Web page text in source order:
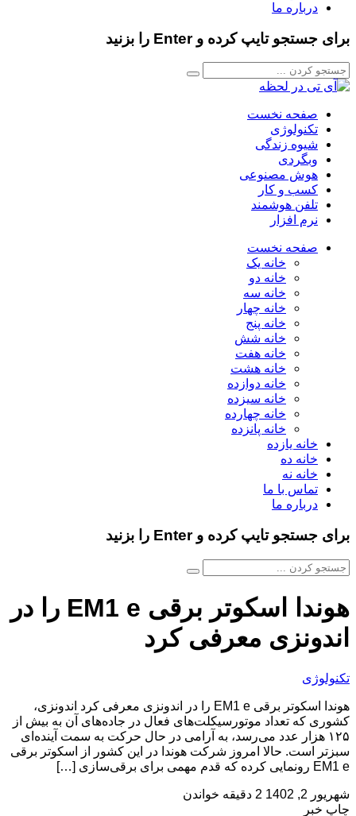
درباره ما
برای جستجو تایپ کرده و Enter را بزنید
صفحه نخست
تکنولوژی
شیوه زندگی
وبگردی
هوش مصنوعی
کسب و کار
تلفن هوشمند
نرم افزار
صفحه نخست
خانه یک
خانه دو
خانه سه
خانه چهار
خانه پنج
خانه شش
خانه هفت
خانه هشت
خانه دوازده
خانه سیزده
خانه چهارده
خانه پانزده
خانه یازده
خانه ده
خانه نه
تماس با ما
درباره ما
برای جستجو تایپ کرده و Enter را بزنید
هوندا اسکوتر برقی EM1 e را در
اندونزی معرفی کرد
تکنولوژی
هوندا اسکوتر برقی EM1 e را در اندونزی معرفی کرد اندونزی،
کشوری که تعداد موتورسیکلت‌های فعال در جاده‌های آن به بیش از
۱۲۵ هزار عدد می‌رسد، به آرامی در حال حرکت به سمت آینده‌ای
سبزتر است. حالا امروز شرکت هوندا در این کشور از اسکوتر برقی
EM1 e رونمایی کرده که قدم مهمی برای برقی‌سازی […]
شهریور 2, 1402
2 دقیقه خواندن
چاپ خبر